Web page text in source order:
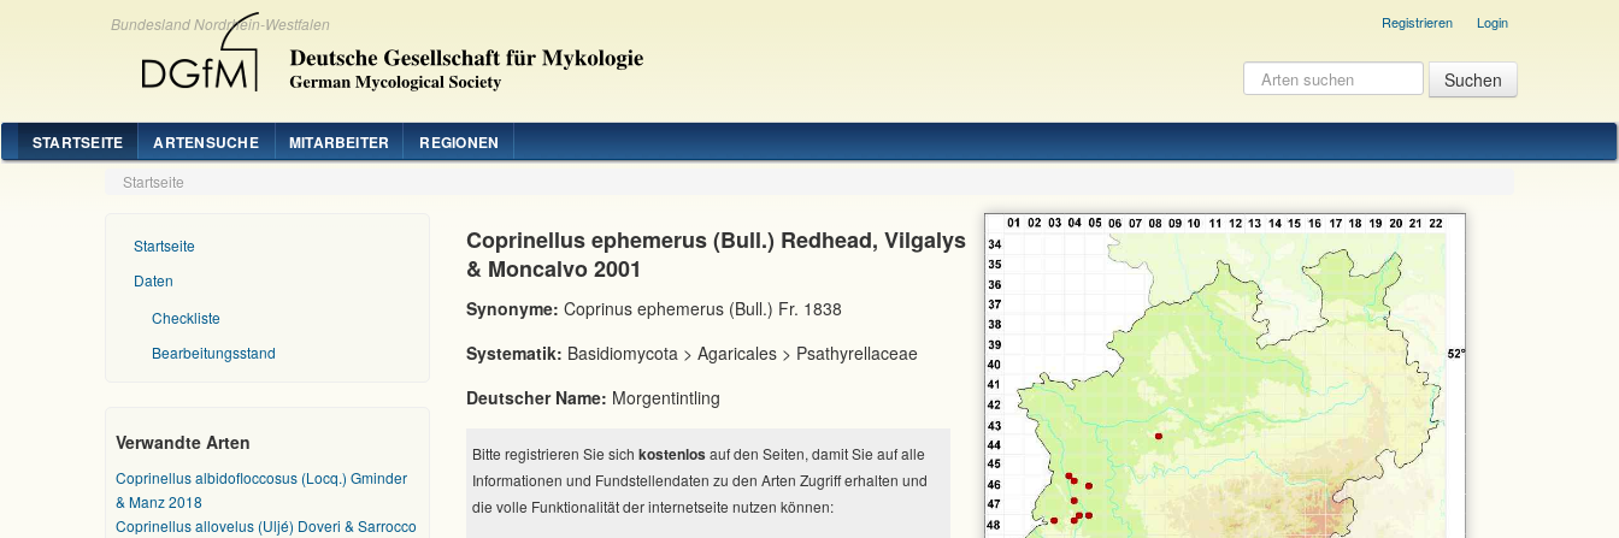
Bundesland Nordrhein-Westfalen Registrieren Login
STARTSEITE ARTENSUCHE MITARBEITER REGIONEN
Startseite
Startseite
Daten
Checkliste
Bearbeitungsstand
Verwandte Arten
Coprinellus albidofloccosus (Locq.) Gminder
& Manz 2018
Coprinellus allovelus (Uljé) Doveri & Sarrocco
Coprinellus ephemerus (Bull.) Redhead, Vilgalys
& Moncalvo 2001
Synonyme: Coprinus ephemerus (Bull.) Fr. 1838
Systematik: Basidiomycota > Agaricales > Psathyrellaceae
Deutscher Name: Morgentintling
Bitte registrieren Sie sich kostenlos auf den Seiten, damit Sie auf alle
Informationen und Fundstellendaten zu den Arten Zugriff erhalten und
die volle Funktionalität der internetseite nutzen können: